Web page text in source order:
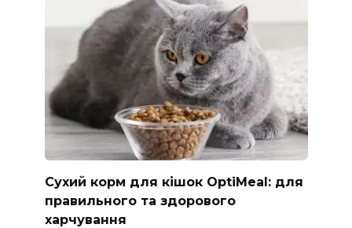
Сухий корм для кішок OptiMeal: для
правильного та здорового
харчування